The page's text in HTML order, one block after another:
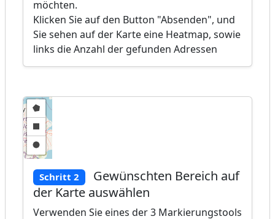
möchten.
Klicken Sie auf den Button "Absenden", und
Sie sehen auf der Karte eine Heatmap, sowie
links die Anzahl der gefunden Adressen
Schritt 2
Gewünschten Bereich auf
der Karte auswählen
Verwenden Sie eines der 3 Markierungstools